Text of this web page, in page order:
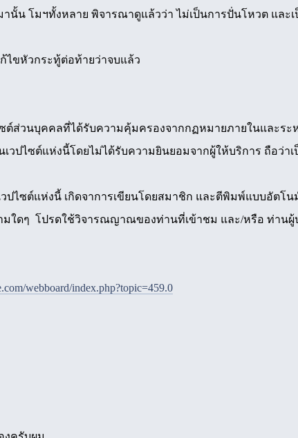
โมฯทั้งหลาย พิจารณาดูแล้วว่า ไม่เป็นการปั่นโหวต และเ
ไขหัวกระทู้ต่อท้ายว่าจบแล้ว
ซต์ส่วนบุคคลที่ได้รับความคุ้มครองจากกฏหมายภายในและระ
เวปไซต์แห่งนี้โดยไม่ได้รับความยินยอมจากผู้ให้บริการ ถือว่า
ปไซต์แห่งนี้ เกิดจาการเขียนโดยสมาชิก และตีพิมพ์แบบอัตโน
ใดๆ โปรดใช้วิจารณญาณของท่านที่เข้าชม และ/หรือ ท่านผู้
webboard/index.php?topic=459.0